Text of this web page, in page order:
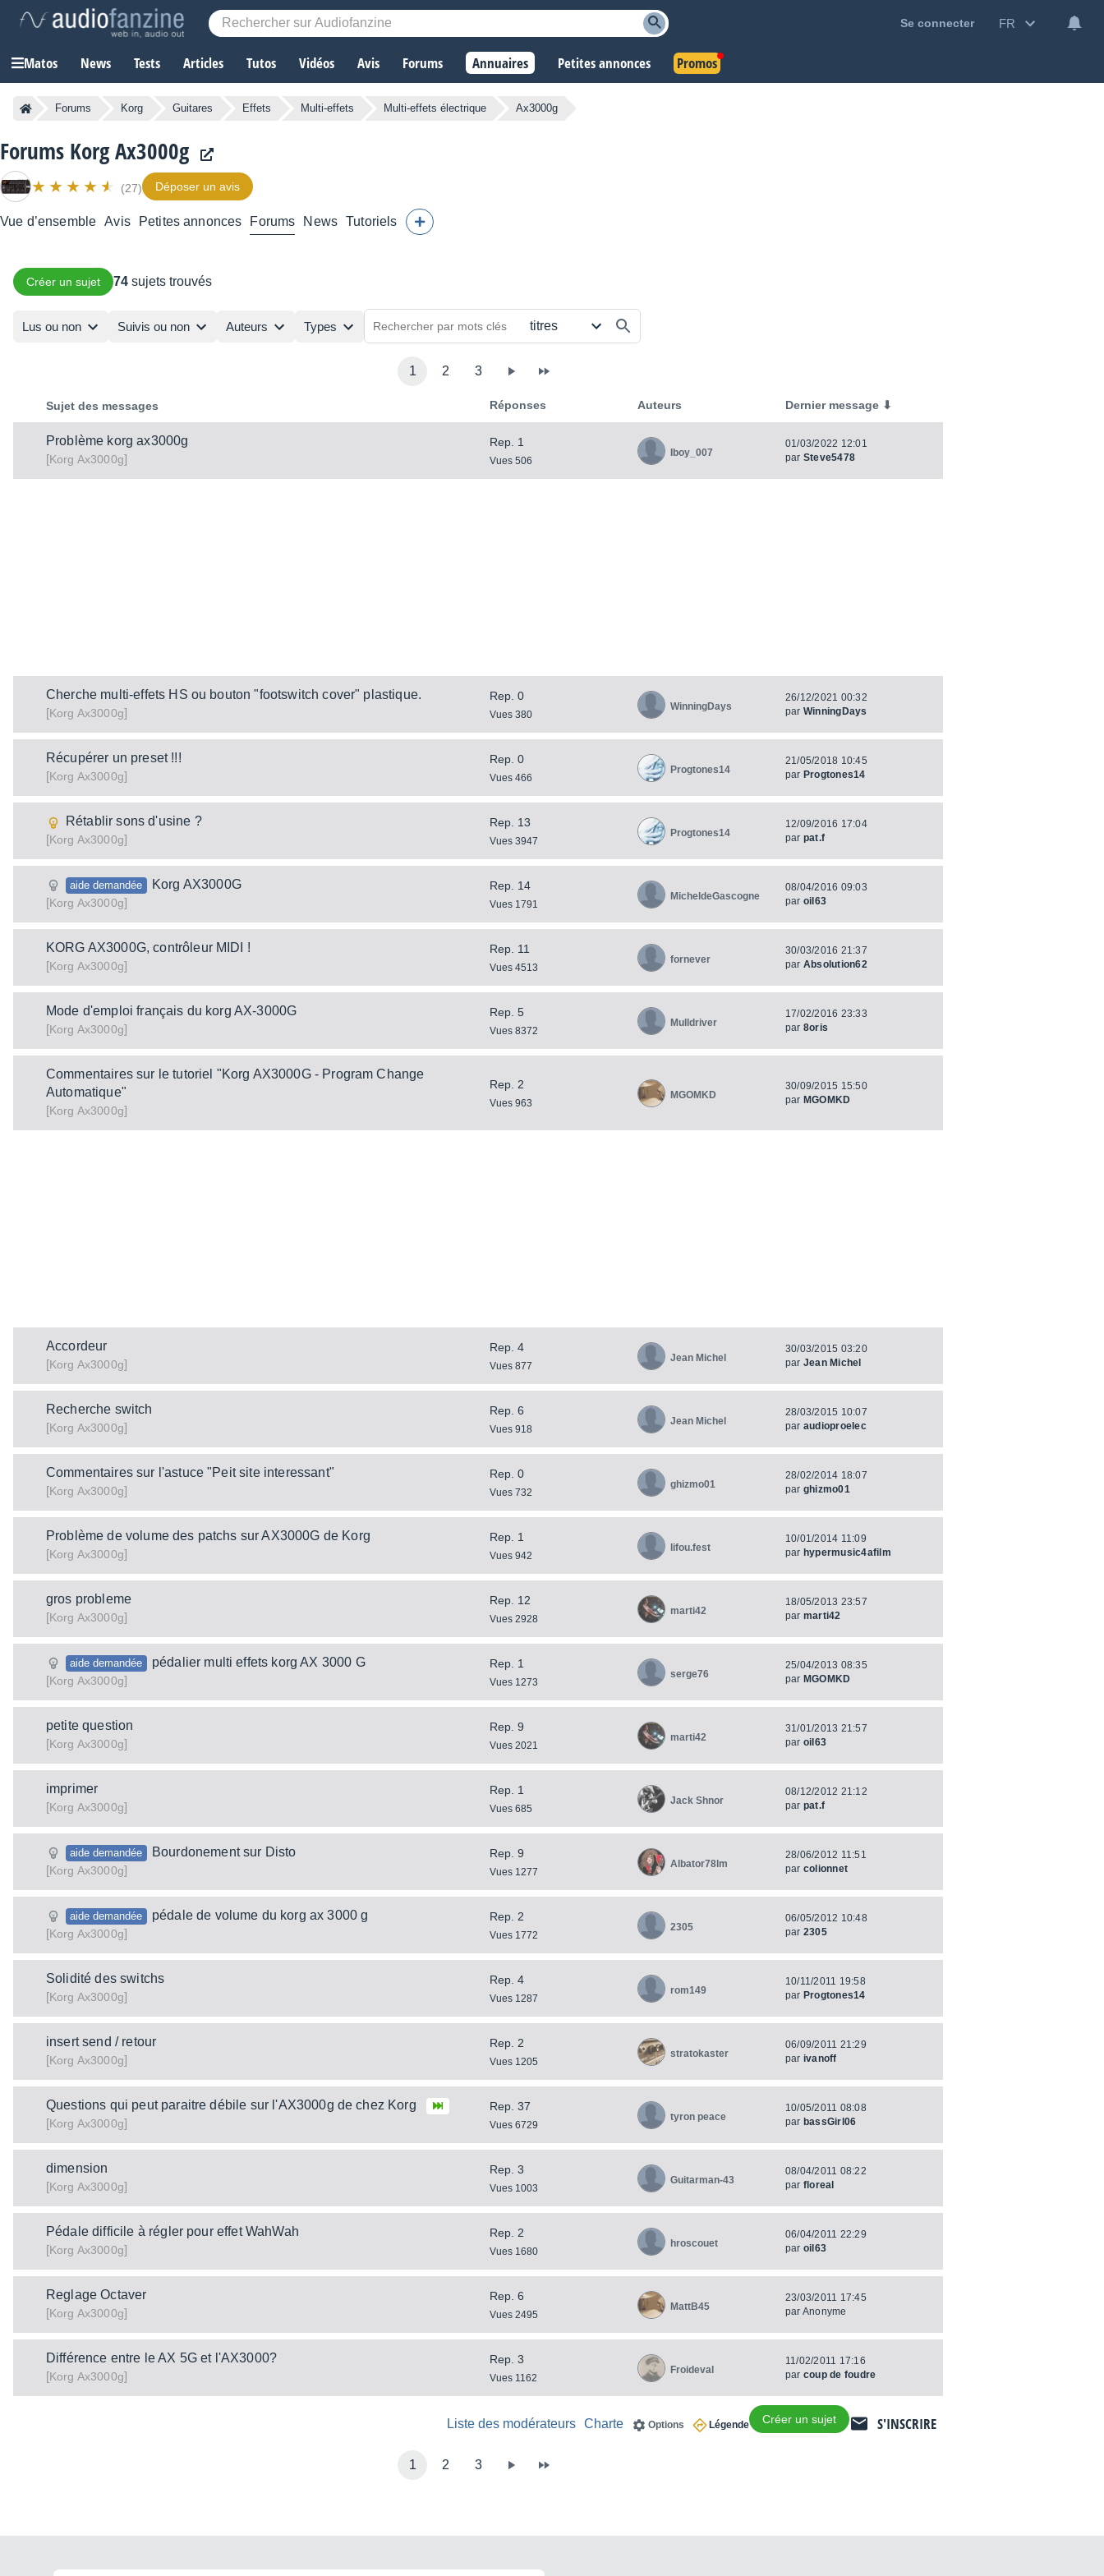
Se connecter FR
Matos News Tests Articles Tutos Vidéos Avis Forums Annuaires Petites annonces Promos
Forums Korg Guitares Effets Multi-effets Multi-effets électrique Ax3000g
Forums Korg Ax3000g
(27) Déposer un avis
Vue d’ensemble Avis Petites annonces Forums News Tutoriels
Créer un sujet 74 sujets trouvés
Lus ou non Suivis ou non Auteurs Types
1 2 3
Sujet des messages Réponses Auteurs Dernier message ⬇
Problème korg ax3000g
[Korg Ax3000g]
Rep. 1
Vues 506
Iboy_007
01/03/2022 12:01
par Steve5478
Cherche multi-effets HS ou bouton "footswitch cover" plastique.
[Korg Ax3000g]
Rep. 0
Vues 380
WinningDays
26/12/2021 00:32
par WinningDays
Récupérer un preset !!!
[Korg Ax3000g]
Rep. 0
Vues 466
Progtones14
21/05/2018 10:45
par Progtones14
Rétablir sons d'usine ?
[Korg Ax3000g]
Rep. 13
Vues 3947
Progtones14
12/09/2016 17:04
par pat.f
aide demandée
Korg AX3000G
[Korg Ax3000g]
Rep. 14
Vues 1791
MicheldeGascogne
08/04/2016 09:03
par oil63
KORG AX3000G, contrôleur MIDI !
[Korg Ax3000g]
Rep. 11
Vues 4513
fornever
30/03/2016 21:37
par Absolution62
Mode d'emploi français du korg AX-3000G
[Korg Ax3000g]
Rep. 5
Vues 8372
Mulldriver
17/02/2016 23:33
par 8oris
Commentaires sur le tutoriel "Korg AX3000G - Program Change
Automatique"
[Korg Ax3000g]
Rep. 2
Vues 963
MGOMKD
30/09/2015 15:50
par MGOMKD
Accordeur
[Korg Ax3000g]
Rep. 4
Vues 877
Jean Michel
30/03/2015 03:20
par Jean Michel
Recherche switch
[Korg Ax3000g]
Rep. 6
Vues 918
Jean Michel
28/03/2015 10:07
par audioproelec
Commentaires sur l'astuce "Peit site interessant"
[Korg Ax3000g]
Rep. 0
Vues 732
ghizmo01
28/02/2014 18:07
par ghizmo01
Problème de volume des patchs sur AX3000G de Korg
[Korg Ax3000g]
Rep. 1
Vues 942
lifou.fest
10/01/2014 11:09
par hypermusic4afilm
gros probleme
[Korg Ax3000g]
Rep. 12
Vues 2928
marti42
18/05/2013 23:57
par marti42
aide demandée
pédalier multi effets korg AX 3000 G
[Korg Ax3000g]
Rep. 1
Vues 1273
serge76
25/04/2013 08:35
par MGOMKD
petite question
[Korg Ax3000g]
Rep. 9
Vues 2021
marti42
31/01/2013 21:57
par oil63
imprimer
[Korg Ax3000g]
Rep. 1
Vues 685
Jack Shnor
08/12/2012 21:12
par pat.f
aide demandée
Bourdonement sur Disto
[Korg Ax3000g]
Rep. 9
Vues 1277
Albator78lm
28/06/2012 11:51
par colionnet
aide demandée
pédale de volume du korg ax 3000 g
[Korg Ax3000g]
Rep. 2
Vues 1772
2305
06/05/2012 10:48
par 2305
Solidité des switchs
[Korg Ax3000g]
Rep. 4
Vues 1287
rom149
10/11/2011 19:58
par Progtones14
insert send / retour
[Korg Ax3000g]
Rep. 2
Vues 1205
stratokaster
06/09/2011 21:29
par ivanoff
Questions qui peut paraitre débile sur l'AX3000g de chez Korg
[Korg Ax3000g]
Rep. 37
Vues 6729
tyron peace
10/05/2011 08:08
par bassGirl06
dimension
[Korg Ax3000g]
Rep. 3
Vues 1003
Guitarman-43
08/04/2011 08:22
par floreal
Pédale difficile à régler pour effet WahWah
[Korg Ax3000g]
Rep. 2
Vues 1680
hroscouet
06/04/2011 22:29
par oil63
Reglage Octaver
[Korg Ax3000g]
Rep. 6
Vues 2495
MattB45
23/03/2011 17:45
par Anonyme
Différence entre le AX 5G et l'AX3000?
[Korg Ax3000g]
Rep. 3
Vues 1162
Froideval
11/02/2011 17:16
par coup de foudre
S'INSCRIRE
Créer un sujet
Légende
Options
Charte
Liste des modérateurs
1 2 3